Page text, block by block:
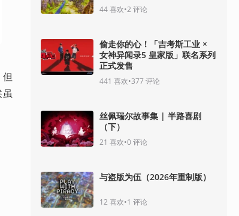
44喜欢•2 评论
偷走你的心！「吉考斯工业 ×
女神异闻录5 皇家版」联名系列
正式发售
441 喜欢•377评论
丝佩瑞尔故事集 | 半路喜剧
（下）
21 喜欢•0评论
与盗版为伍（2026年重制版）
12 喜欢•1 评论